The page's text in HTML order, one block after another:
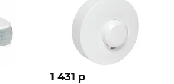
1 431 p